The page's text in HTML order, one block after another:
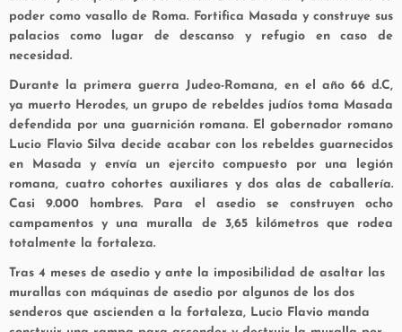
poder como vasallo de Roma. Fortifica Masada y construye sus
palacios como lugar de descanso y refugio en caso de
necesidad.
Durante la primera guerra Judeo-Romana, en el año 66 d.C,
ya muerto Herodes, un grupo de rebeldes judíos toma Masada
defendida por una guarnición romana. El gobernador romano
Lucio Flavio Silva decide acabar con los rebeldes guarnecidos
en Masada y envía un ejercito compuesto por una legión
romana, cuatro cohortes auxiliares y dos alas de caballería.
Casi 9.000 hombres. Para el asedio se construyen ocho
campamentos y una muralla de 3,65 kilómetros que rodea
totalmente la fortaleza.
Tras 4 meses de asedio y ante la imposibilidad de asaltar las
murallas con máquinas de asedio por algunos de los dos
senderos que ascienden a la fortaleza, Lucio Flavio manda